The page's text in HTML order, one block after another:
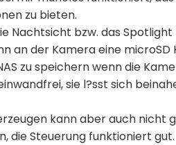
zu bieten.
Nachtsicht bzw. das
an der Kamera eine
zu speichern wenn die
sie l?sst sich
kann aber auch nicht
die Steuerung funktioniert gut.